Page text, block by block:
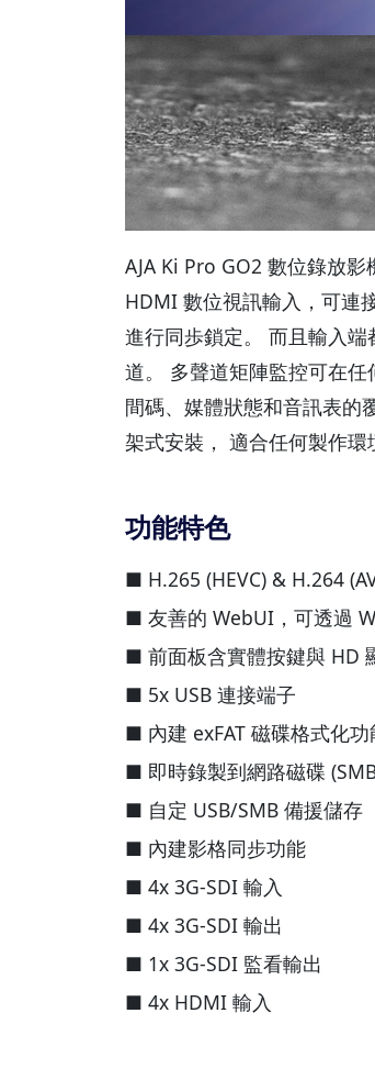
AJA Ki Pro GO2 數位錄放
HDMI 數位視訊輸入，可連
進行同歩鎖定。 而且輸入
道。 多聲道矩陣監控可在
間碼、媒體狀態和音訊表的
架式安裝， 適合任何製作環
功能特色
■ H.265 (HEVC) & H.264
■ 友善的 WebUI，可透過
■ 前面板含實體按鍵與 HD
■ 5x USB 連接端子
■ 內建 exFAT 磁碟格式化功
■ 即時錄製到網路磁碟
■ 自定 USB/SMB 備援儲存
■ 內建影格同步功能
■ 4x 3G-SDI 輸入
■ 4x 3G-SDI 輸出
■ 1x 3G-SDI 監看輸出
■ 4x HDMI 輸入